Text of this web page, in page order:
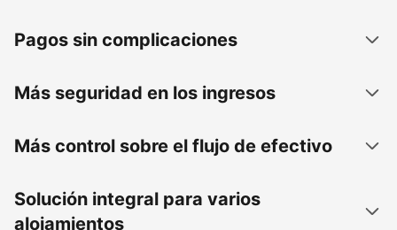
Pagos sin complicaciones
Más seguridad en los ingresos
Más control sobre el flujo de efectivo
Solución integral para varios
alojamientos